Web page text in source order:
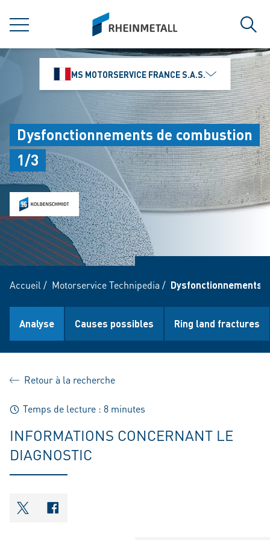
MENU
siteLogo
MS MOTORSERVICE FRANCE S.A.S.
Dysfonctionnements de combustion
1/3
Accueil / Motorservice Technipedia / Dysfonctionnements
Analyse Causes possibles Ring land fractures
Retour à la recherche
Temps de lecture : 8 minutes
INFORMATIONS CONCERNANT LE
DIAGNOSTIC
shareOntwitter
shareOnfacebook